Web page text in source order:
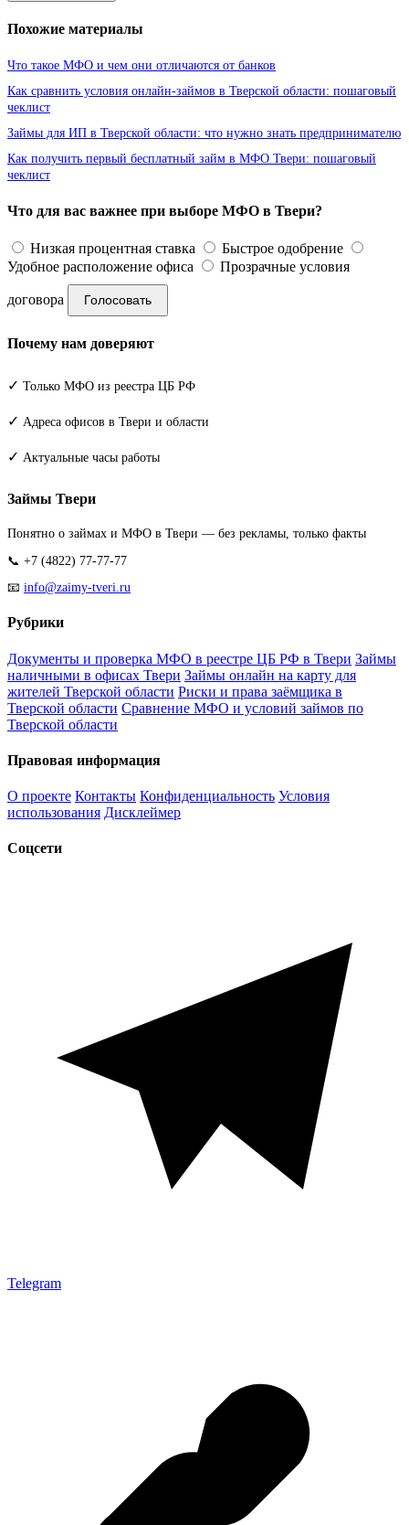
Похожие материалы
Что такое МФО и чем они отличаются от банков
Как сравнить условия онлайн-займов в Тверской области: пошаговый
чеклист
Займы для ИП в Тверской области: что нужно знать предпринимателю
Как получить первый бесплатный займ в МФО Твери: пошаговый
чеклист
Что для вас важнее при выборе МФО в Твери?
Низкая процентная ставка
Быстрое одобрение
Удобное расположение офиса
Прозрачные условия
договора Голосовать
Почему нам доверяют
✓ Только МФО из реестра ЦБ РФ
✓ Адреса офисов в Твери и области
✓ Актуальные часы работы
Займы Твери
Понятно о займах и МФО в Твери — без рекламы, только факты
📞 +7 (4822) 77-77-77
📧 info@zaimy-tveri.ru
Рубрики
Документы и проверка МФО в реестре ЦБ РФ в Твери Займы
наличными в офисах Твери Займы онлайн на карту для
жителей Тверской области Риски и права заёмщика в
Тверской области Сравнение МФО и условий займов по
Тверской области
Правовая информация
О проекте Контакты Конфиденциальность Условия
использования Дисклеймер
Соцсети
Telegram